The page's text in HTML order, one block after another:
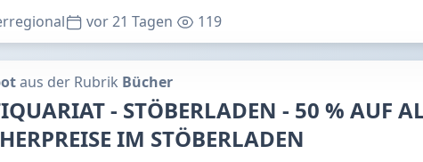
vor 21 Tagen 119
aus der Rubrik Bücher
- STÖBERLADEN - 50 % AUF
IM STÖBERLADEN